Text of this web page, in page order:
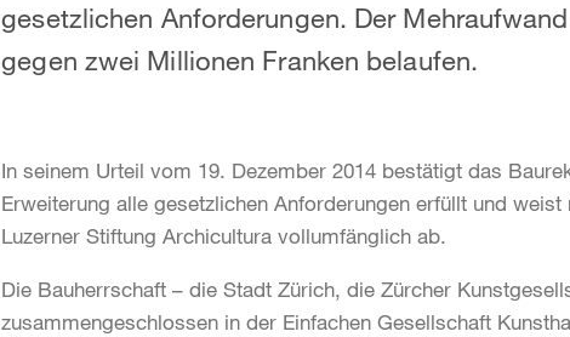
gesetzlichen Anforderungen. Der
gegen zwei Millionen Franken belaufen.
In seinem Urteil vom 19. Dezember 2014 bestätigt das
Erweiterung alle gesetzlichen Anforderungen erfüllt und
Luzerner Stiftung Archicultura vollumfänglich ab.
Die Bauherrschaft – die Stadt Zürich, die Zürcher
zusammengeschlossen in der Einfachen Gesellschaft